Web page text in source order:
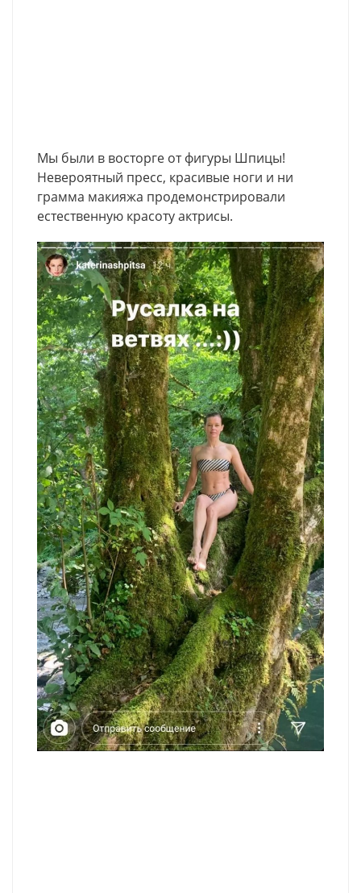
Мы были в восторге от фигуры Шпицы!
Невероятный пресс, красивые ноги и ни
грамма макияжа продемонстрировали
естественную красоту актрисы.